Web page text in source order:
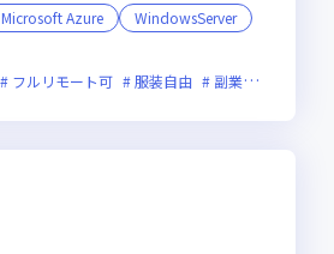
Microsoft Azure
WindowsServer
フルリモート可 服装自由 副業可